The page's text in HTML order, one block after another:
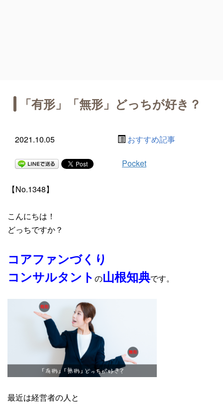
「有形」「無形」どっちが好き？
2021.10.05 おすすめ記事
Pocket
【No.1348】
こんにちは！
どっちですか？
コアファンづくり
コンサルタント の山根知典です。
最近は経営者の人と